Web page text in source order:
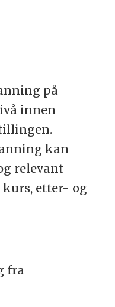
på
innen
kan
relevant
etter- og
fra